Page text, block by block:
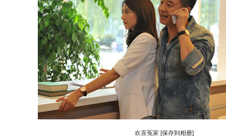
欢喜冤家 [保存到相册]